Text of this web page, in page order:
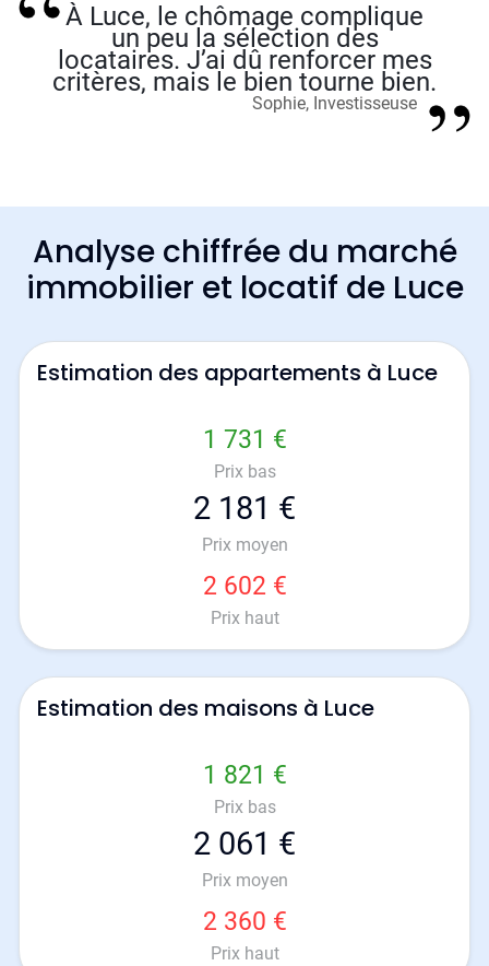
À Luce, le chômage complique
un peu la sélection des
locataires. J’ai dû renforcer mes
critères, mais le bien tourne bien.
Sophie, Investisseuse
Analyse chiffrée du marché
immobilier et locatif de Luce
Estimation des appartements à Luce
1 731 €
Prix bas
2 181 €
Prix moyen
2 602 €
Prix haut
Estimation des maisons à Luce
1 821 €
Prix bas
2 061 €
Prix moyen
2 360 €
Prix haut